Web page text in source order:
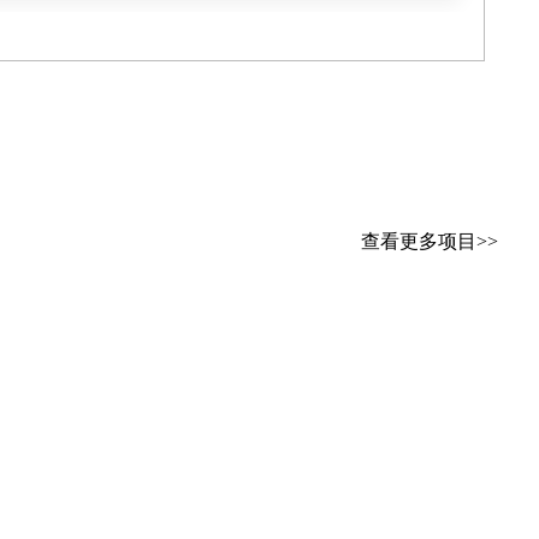
查看更多项目>>